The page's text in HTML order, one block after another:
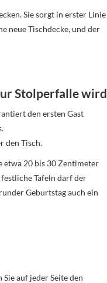
Sie sorgt in erster Linie
neue Tischdecke, und der
Stolperfalle wird
den ersten Gast
den Tisch.
etwa 20 bis 30 Zentimeter
Tafeln darf der
Geburtstag auch ein
auf jeder Seite den